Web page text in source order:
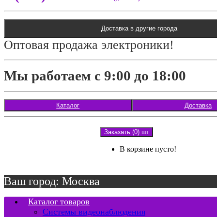
Доставка в другие города
Оптовая продажа электроники!
Мы работаем с 9:00 до 18:00
Каталог Доставка
Заказать (0) шт
В корзине пусто!
Ваш город: Москва
Каталог товаров
Системы видеонаблюдения